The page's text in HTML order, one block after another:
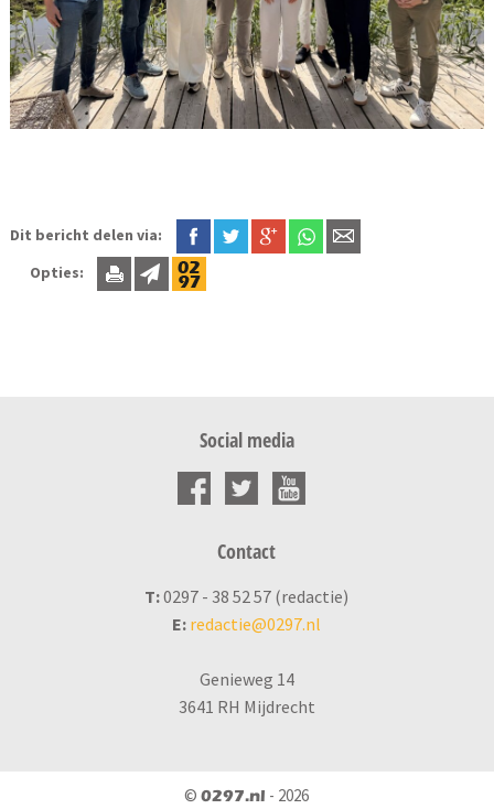
Dit bericht delen via:
Opties:
Social media
Contact
T:0297 - 38 52 57 (redactie)
E: redactie@0297.nl
Genieweg 14
3641 RH Mijdrecht
©0297.nl - 2026